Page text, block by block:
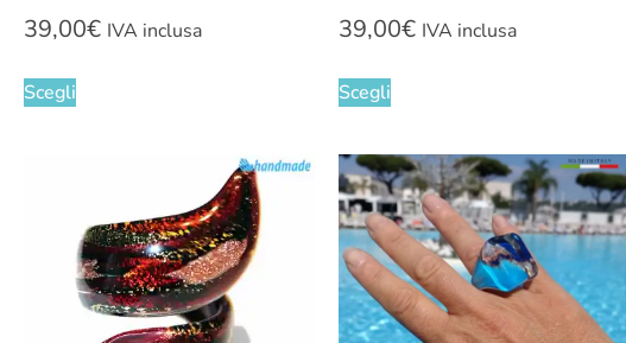
39,00€ IVA inclusa
Scegli
39,00€ IVA inclusa
Scegli